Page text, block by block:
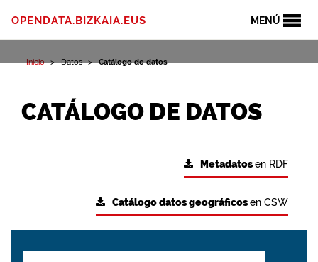
MENÚ
OPENDATA.BIZKAIA.EUS
Inicio Datos Catálogo de datos
CATÁLOGO DE DATOS
Metadatosen RDF
Catálogo datos geográficosen CSW